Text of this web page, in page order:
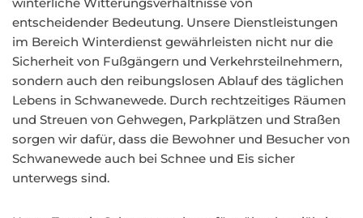
entscheidender Bedeutung. Unsere Dienstleistungen
im Bereich Winterdienst gewährleisten nicht nur die
Sicherheit von Fußgängern und Verkehrsteilnehmern,
sondern auch den reibungslosen Ablauf des täglichen
Lebens in Schwanewede. Durch rechtzeitiges Räumen
und Streuen von Gehwegen, Parkplätzen und Straßen
sorgen wir dafür, dass die Bewohner und Besucher von
Schwanewede auch bei Schnee und Eis sicher
unterwegs sind.